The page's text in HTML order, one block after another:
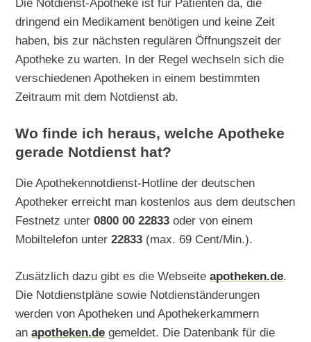
Die Notdienst-Apotheke ist für Patienten da, die
dringend ein Medikament benötigen und keine Zeit
haben, bis zur nächsten regulären Öffnungszeit der
Apotheke zu warten. In der Regel wechseln sich die
verschiedenen Apotheken in einem bestimmten
Zeitraum mit dem Notdienst ab.
Wo finde ich heraus, welche Apotheke
gerade Notdienst hat?
Die Apothekennotdienst-Hotline der deutschen
Apotheker erreicht man kostenlos aus dem deutschen
Festnetz unter0800 00 22833 oder von einem
Mobiltelefon unter22833 (max. 69 Cent/Min.).
Zusätzlich dazu gibt es die Webseiteapotheken.de.
Die Notdienstpläne sowie Notdienständerungen
werden von Apotheken und Apothekerkammern
anapotheken.de gemeldet. Die Datenbank für die